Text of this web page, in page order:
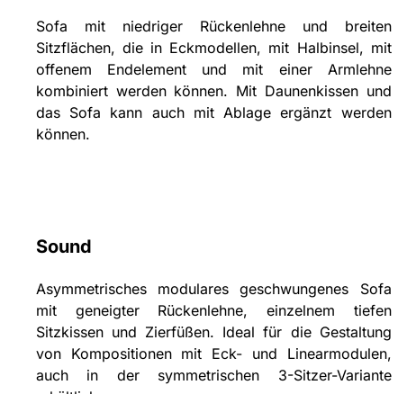
Sofa mit niedriger Rückenlehne und breiten
Sitzflächen, die in Eckmodellen, mit Halbinsel, mit
offenem Endelement und mit einer Armlehne
kombiniert werden können. Mit Daunenkissen und
das Sofa kann auch mit Ablage ergänzt werden
können.
Sound
Asymmetrisches modulares geschwungenes Sofa
mit geneigter Rückenlehne, einzelnem tiefen
Sitzkissen und Zierfüßen. Ideal für die Gestaltung
von Kompositionen mit Eck- und Linearmodulen,
auch in der symmetrischen 3-Sitzer-Variante